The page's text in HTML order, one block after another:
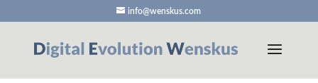
info@wenskus.com